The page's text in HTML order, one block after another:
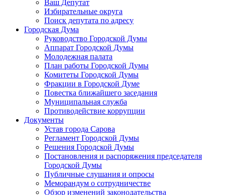
Ваш Депутат
Избирательные округа
Поиск депутата по адресу
Городская Дума
Руководство Городской Думы
Аппарат Городской Думы
Молодежная палата
План работы Городской Думы
Комитеты Городской Думы
Фракции в Городской Думе
Повестка ближайшего заседания
Муниципальная служба
Противодействие коррупции
Документы
Устав города Сарова
Регламент Городской Думы
Решения Городской Думы
Постановления и распоряжения председателя
Городской Думы
Публичные слушания и опросы
Меморандум о сотрудничестве
Обзор изменений законодательства